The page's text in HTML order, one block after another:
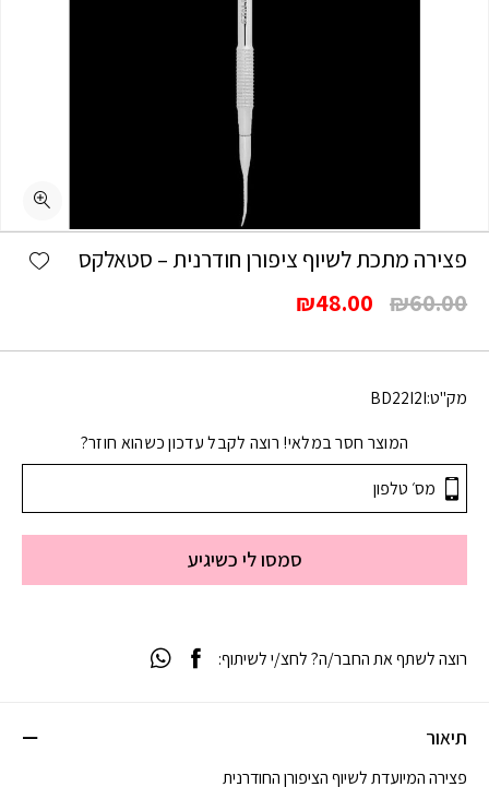
פצירה מתכת לשיוף ציפורן חודרנית – סטאלקס
₪60.00
המחיר
היה:
₪60.00.
₪48.00
המחיר
הוא:
מק"ט:BD22I2I
המוצר חסר במלאי! רוצה לקבל עדכון כשהוא חוזר?
סמסו לי כשיגיע
תיאור
פצירה המיועדת לשיוף הציפורן החודרנית
רוצה לשתף את החבר/ה? לחצ/י לשיתוף: